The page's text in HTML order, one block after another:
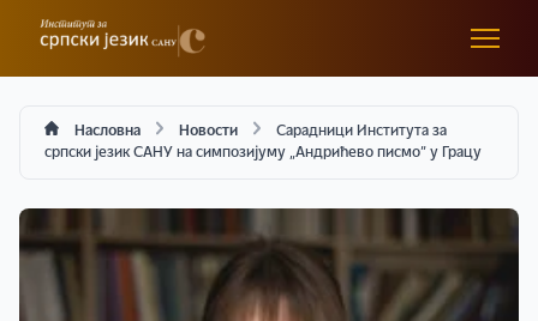
Насловна Новости
Сарадници Института за
српски језик САНУ на симпозијуму „Андрићево писмо” у Грацу